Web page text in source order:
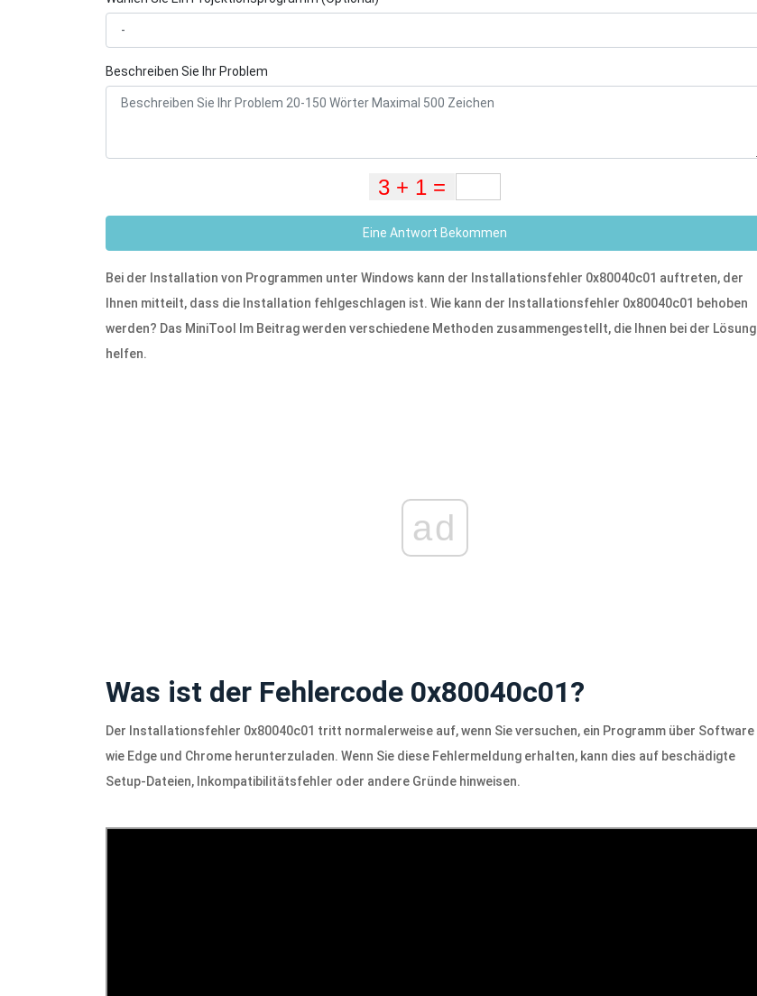
Beschreiben Sie Ihr Problem
Eine Antwort Bekommen
Bei der Installation von Programmen unter Windows kann der Installationsfehler 0x80040c01 auftreten, der
Ihnen mitteilt, dass die Installation fehlgeschlagen ist. Wie kann der Installationsfehler 0x80040c01 behoben
werden? Das MiniTool Im Beitrag werden verschiedene Methoden zusammengestellt, die Ihnen bei der Lösung
helfen.
ad
Was ist der Fehlercode 0x80040c01?
Der Installationsfehler 0x80040c01 tritt normalerweise auf, wenn Sie versuchen, ein Programm über Software
wie Edge und Chrome herunterzuladen. Wenn Sie diese Fehlermeldung erhalten, kann dies auf beschädigte
Setup-Dateien, Inkompatibilitätsfehler oder andere Gründe hinweisen.